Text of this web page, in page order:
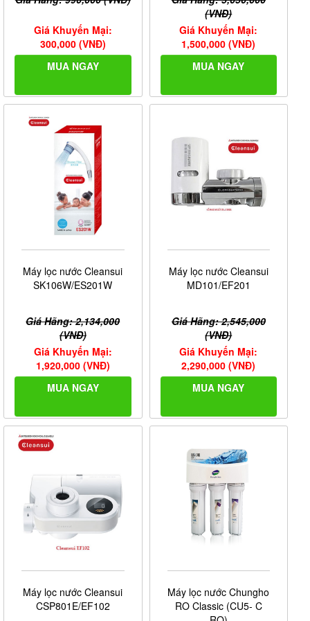
Điện thế :
- Adapter: AC110/220V, Nguồn Ra: DC 24V cấp điện cho
bơm RO và các van tự xả.
Giá Khuyến Mại:
300,000 (VNĐ)
MUA NGAY
(VNĐ)
Giá Khuyến Mại:
1,500,000 (VNĐ)
MUA NGAY
Máy lọc nước Cleansui
SK106W/ES201W
Giá Hãng: 2,134,000
(VNĐ)
Giá Khuyến Mại:
1,920,000 (VNĐ)
MUA NGAY
Máy lọc nước Cleansui
MD101/EF201
Giá Hãng: 2,545,000
(VNĐ)
Giá Khuyến Mại:
2,290,000 (VNĐ)
MUA NGAY
Máy lọc nước Cleansui
CSP801E/EF102
Máy lọc nước Chungho
RO Classic (CU5- C